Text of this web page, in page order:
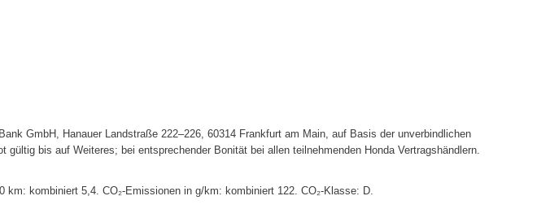
GmbH, Hanauer Landstraße 222–226, 60314 Frankfurt am Main, auf Basis der unverbindlichen
gültig bis auf Weiteres; bei entsprechender Bonität bei allen teilnehmenden Honda Vertragshändlern.
km: kombiniert 5,4. CO₂-Emissionen in g/km: kombiniert 122. CO₂-Klasse: D.